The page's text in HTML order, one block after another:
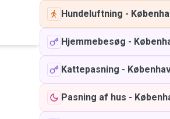
Hundeluftning -
Hjemmebesøg -
Kattepasning -
Pasning af hus -